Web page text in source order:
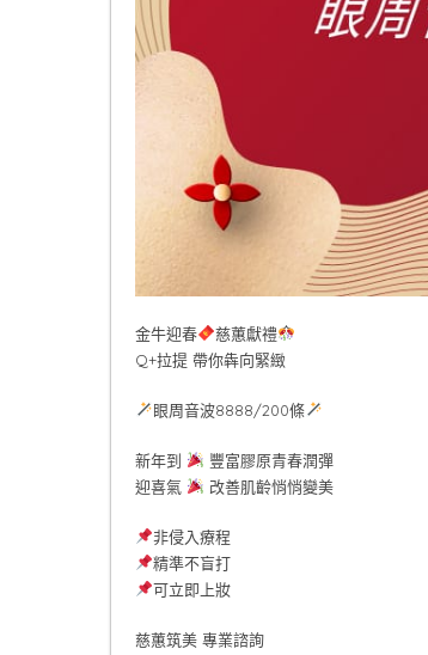
金牛迎春
慈蕙獻禮
Q+拉提 帶你犇向緊緻
眼周音波8888/200條
新年到
豐富膠原青春潤彈
迎喜氣
改善肌齡悄悄變美
非侵入療程
精準不盲打
可立即上妝
慈蕙筑美 專業諮詢